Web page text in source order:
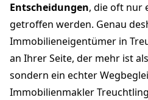
Entscheidungen, die oft nur
getroffen werden. Genau
Immobilieneigentümer in
an Ihrer Seite, der mehr ist
sondern ein echter
Immobilienmakler